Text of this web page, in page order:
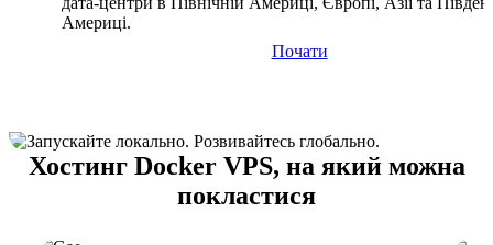
Америці.
Почати
Хостинг Docker VPS, на який можна
покластися